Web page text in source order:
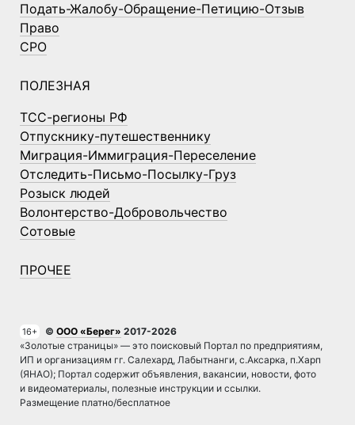
Подать-Жалобу-Обращение-Петицию-Отзыв
Право
СРО
ПОЛЕЗНАЯ
ТСС-регионы РФ
Отпускнику-путешественнику
Миграция-Иммиграция-Переселение
Отследить-Письмо-Посылку-Груз
Розыск людей
Волонтерство-Добровольчество
Сотовые
ПРОЧЕЕ
16+ © ООО «Берег» 2017-2026
«Золотые страницы» — это поисковый Портал по предприятиям,
ИП и организациям гг. Салехард, Лабытнанги, с.Аксарка, п.Харп
(ЯНАО); Портал содержит объявления, вакансии, новости, фото
и видеоматериалы, полезные инструкции и ссылки.
Размещение платно/бесплатное